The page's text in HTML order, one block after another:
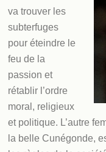
va trouver les
subterfuges
pour éteindre le
feu de la
passion et
rétablir l’ordre
moral, religieux
et politique. L’autre
la belle Cunégonde,